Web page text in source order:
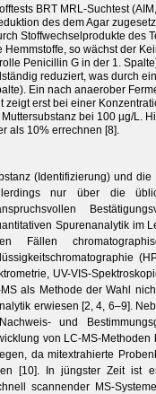
BRT MRL-Suchtest
des dem Agar
Stoffwechselprodukte des
so wächst der
Peni­cillin G in der 1.
reduziert, was durch
Ein nach anaerober
erst bei ­einer
bei 100 µg/L.
als 10% errechnen [8].
(Identifizierung) und die
nur über die
Spuren­analytik im
Fällen
UV-VIS-
als Methode der Wahl
erwiesen [2, 4, 6–9].
und
von LC-MS-Methoden
da mitextrahierte
[10]. In jüngster Zeit ist
scannender MS-